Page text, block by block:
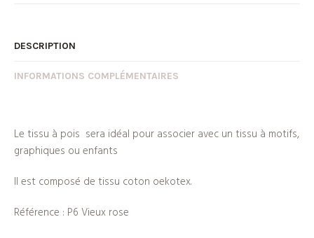
DESCRIPTION
INFORMATIONS COMPLÉMENTAIRES
Le tissu à pois sera idéal pour associer avec un tissu à motifs,
graphiques ou enfants
Il est composé de tissu coton oekotex.
Référence : P6 Vieux rose